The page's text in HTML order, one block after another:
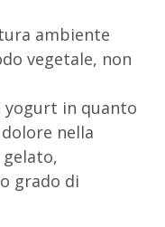
ambiente
vegetale, non
in quanto
nella
grado di